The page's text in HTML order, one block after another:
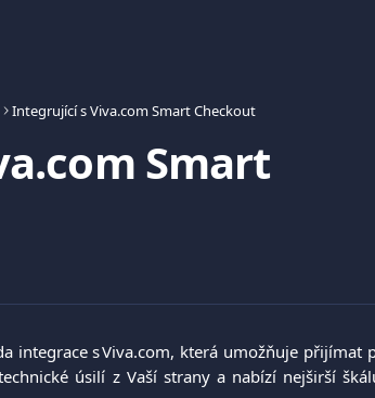
Integrující s Viva.com Smart Checkout
Smart
integrace s Viva.com, která umožňuje přijímat
úsilí z Vaší strany a nabízí nejširší